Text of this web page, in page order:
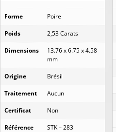
Forme Poire
Poids 2,53 Carats
Dimensions
13.76 x 6.75 x 4.58
mm
Origine Brésil
Traitement Aucun
Certificat Non
Référence STK – 283